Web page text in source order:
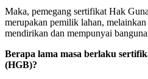
Maka, pemegang sertifikat Hak
merupakan pemilik lahan,
mendirikan dan mempunyai
Berapa lama masa berlaku
(HGB)?